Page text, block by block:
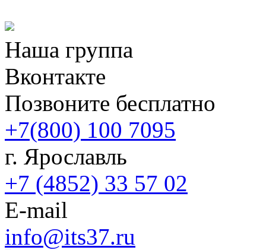
Наша группа
Вконтакте
Позвоните бесплатно
+7(800) 100 7095
г. Ярославль
+7 (4852) 33 57 02
E-mail
info@its37.ru